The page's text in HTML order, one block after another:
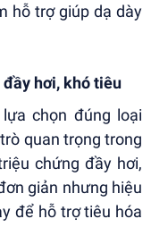
hỗ trợ giúp dạ dày
hơi, khó tiêu
chọn đúng loại
quan trọng trong
chứng đầy hơi,
giản nhưng hiệu
để hỗ trợ tiêu hóa